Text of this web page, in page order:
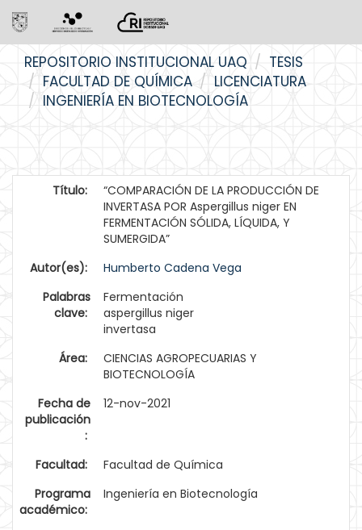
navigation
REPOSITORIO INSTITUCIONAL UAQ
TESIS
FACULTAD DE QUÍMICA
LICENCIATURA
INGENIERÍA EN BIOTECNOLOGÍA
Título:
“COMPARACIÓN DE LA PRODUCCIÓN DE
INVERTASA POR Aspergillus niger EN
FERMENTACIÓN SÓLIDA, LÍQUIDA, Y
SUMERGIDA”
Autor(es):
Humberto Cadena Vega
Palabras
clave:
Fermentación
aspergillus niger
invertasa
Área:
CIENCIAS AGROPECUARIAS Y
BIOTECNOLOGÍA
Fecha de
publicación
:
12-nov-2021
Facultad:
Facultad de Química
Programa
académico:
Ingeniería en Biotecnología